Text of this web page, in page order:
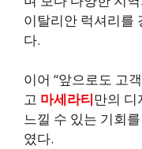
이탈리안 럭셔리를
다.
이어 “앞으로도 고
고 마세라티만의 디
느낄 수 있는 기회
였다.